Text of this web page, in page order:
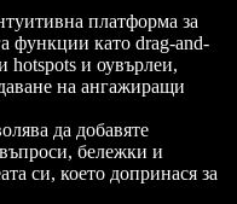
платформа за
функции като drag-and-
hotspots и оувърлеи,
на ангажиращи
да добавяте
бележки и
си, което допринася за